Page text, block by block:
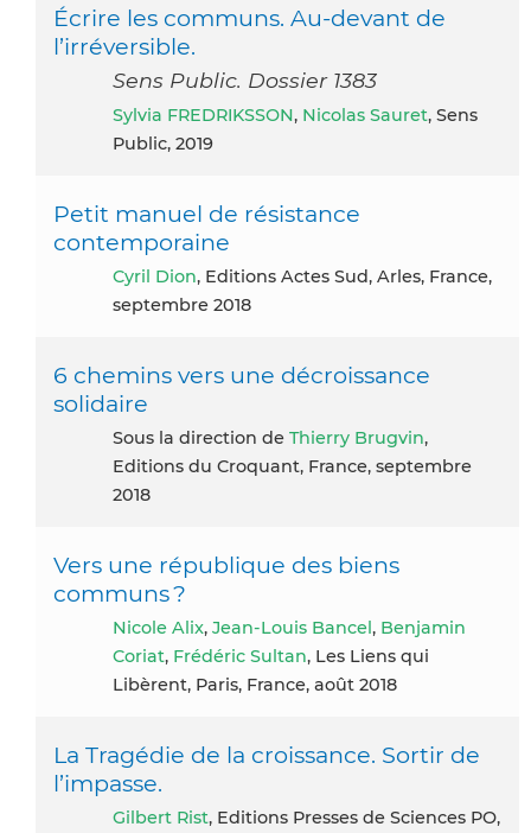
Écrire les communs. Au-devant de
l’irréversible.
Sens Public. Dossier 1383
Sylvia FREDRIKSSON, Nicolas Sauret, Sens
Public, 2019
Petit manuel de résistance
contemporaine
Cyril Dion, Editions Actes Sud, Arles, France,
septembre 2018
6 chemins vers une décroissance
solidaire
Sous la direction de Thierry Brugvin,
Editions du Croquant, France, septembre
2018
Vers une république des biens
communs ?
Nicole Alix, Jean-Louis Bancel, Benjamin
Coriat, Frédéric Sultan, Les Liens qui
Libèrent, Paris, France, août 2018
La Tragédie de la croissance. Sortir de
l’impasse.
Gilbert Rist, Editions Presses de Sciences PO,